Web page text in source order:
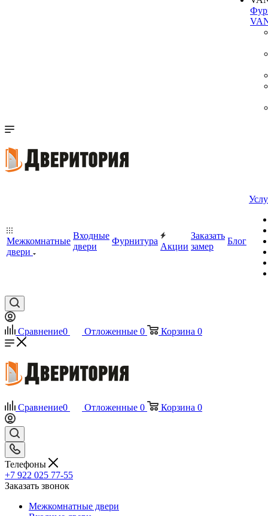
Межкомнатные
двери
Входные
двери
Фурнитура
Акции
Заказать
замер
Блог
Сравнение0 Отложенные 0 Корзина 0
Сравнение0 Отложенные 0 Корзина 0
Телефоны
+7 922 025 77-55
Заказать звонок
Межкомнатные двери